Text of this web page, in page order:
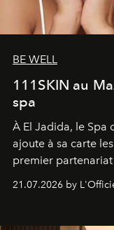
BE WELL
111SKIN au
spa
À El Jadida, le Spa
ajoute à sa carte
premier
britannique, née
londonien et
21.07.2026 by